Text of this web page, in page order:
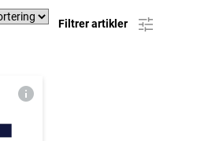
Filtrer artikler